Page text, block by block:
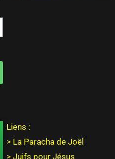
Liens :
> La Paracha de Joël
>Juifs pour Jésus